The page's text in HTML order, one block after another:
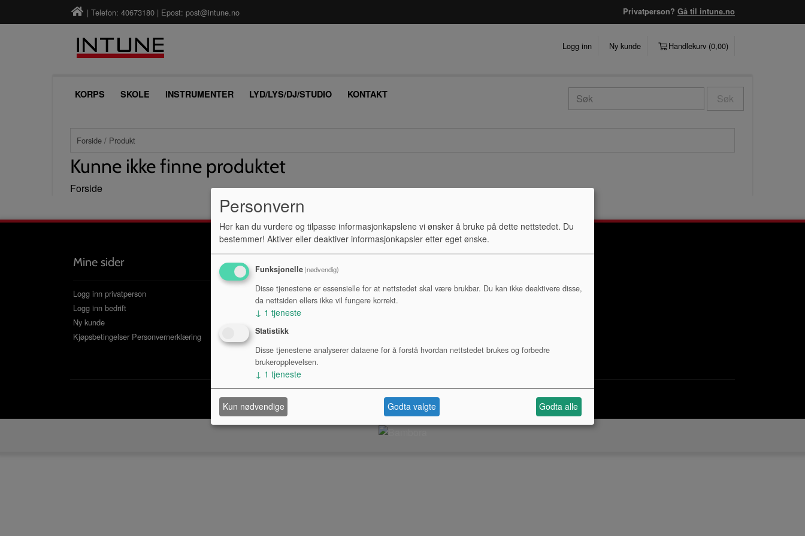
| Telefon: 40673180 | Epost: post@intune.no Privatperson? Gå til intune.no
Logg inn Ny kunde Handlekurv (0,00)
KORPS SKOLE INSTRUMENTER LYD/LYS/DJ/STUDIO KONTAKT Søk
Forside / Produkt
Kunne ikke finne produktet
Forside
Mine sider
Logg inn privatperson
Logg inn bedrift
Ny kunde
Kjøpsbetingelser Personvernerklæring
Følg oss
© 2026 InTune AS, City Nord, Stormyrveien 20, 8008, BODØ, 40673180
Personvern
Her kan du vurdere og tilpasse informasjonkapslene vi ønsker å bruke på dette nettstedet. Du
bestemmer! Aktiver eller deaktiver informasjonkapsler etter eget ønske.
Funksjonelle(nødvendig)
Disse tjenestene er essensielle for at nettstedet skal være brukbar. Du kan ikke deaktivere disse,
da nettsiden ellers ikke vil fungere korrekt.
↓ 1 tjeneste
Statistikk
Disse tjenestene analyserer dataene for å forstå hvordan nettstedet brukes og forbedre
brukeropplevelsen.
↓ 1 tjeneste
Kun nødvendige Godta valgte Godta alle